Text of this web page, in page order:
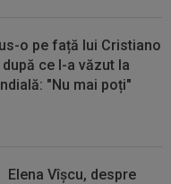
o pe față lui Cristiano
ce l-a văzut la
"Nu mai poți"
Elena Vîșcu, despre